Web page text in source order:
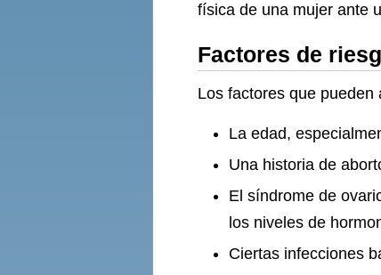
física de una mujer ante
Factores de
Los factores que
La edad,
Una historia de
El síndrome de
los niveles de
Ciertas infecciones